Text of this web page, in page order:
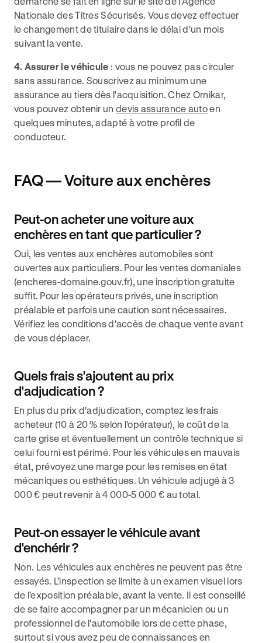
Nationale des Titres Sécurisés. Vous devez effectuer
le changement de titulaire dans le délai d'un mois
suivant la vente.
4. Assurer le véhicule : vous ne pouvez pas circuler
sans assurance. Souscrivez au minimum une
assurance au tiers dès l'acquisition. Chez Ornikar,
vous pouvez obtenir un devis assurance autoen
quelques minutes, adapté à votre profil de
conducteur.
FAQ — Voiture aux enchères
Peut-on acheter une voiture aux
enchères en tant que particulier ?
Oui, les ventes aux enchères automobiles sont
ouvertes aux particuliers. Pour les ventes domaniales
(encheres-domaine.gouv.fr), une inscription gratuite
suffit. Pour les opérateurs privés, une inscription
préalable et parfois une caution sont nécessaires.
Vérifiez les conditions d'accès de chaque vente avant
de vous déplacer.
Quels frais s'ajoutent au prix
d'adjudication ?
En plus du prix d'adjudication, comptez les frais
acheteur (10 à 20 % selon l'opérateur), le coût de la
carte grise et éventuellement un contrôle technique si
celui fourni est périmé. Pour les véhicules en mauvais
état, prévoyez une marge pour les remises en état
mécaniques ou esthétiques. Un véhicule adjugé à 3
000 € peut revenir à 4 000-5 000 € au total.
Peut-on essayer le véhicule avant
d'enchérir ?
Non. Les véhicules aux enchères ne peuvent pas être
essayés. L'inspection se limite à un examen visuel lors
de l'exposition préalable, avant la vente. Il est conseillé
de se faire accompagner par un mécanicien ou un
professionnel de l'automobile lors de cette phase,
surtout si vous avez peu de connaissances en